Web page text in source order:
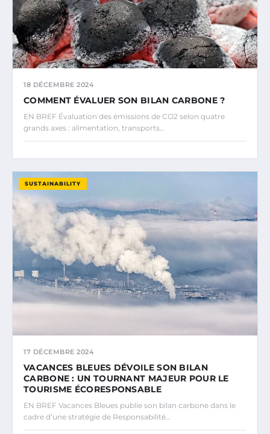
18 DÉCEMBRE 2024
COMMENT ÉVALUER SON BILAN CARBONE ?
EN BREF Évaluation des émissions de CO2 selon quatre
grands axes : alimentation, transports…
SUSTAINABILITY
17 DÉCEMBRE 2024
VACANCES BLEUES DÉVOILE SON BILAN
CARBONE : UN TOURNANT MAJEUR POUR LE
TOURISME ÉCORESPONSABLE
EN BREF Vacances Bleues publie son bilan carbone dans le
cadre d’une stratégie de Responsabilité…